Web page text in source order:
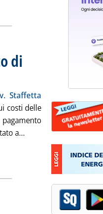
reti come difesa dalle frodi'
di
Staffetta
costi delle
a... Leggi tutta la
I ritardi sarebbero dovuti alla
mercoledì 20 febbraio 2019 alle 11.58.